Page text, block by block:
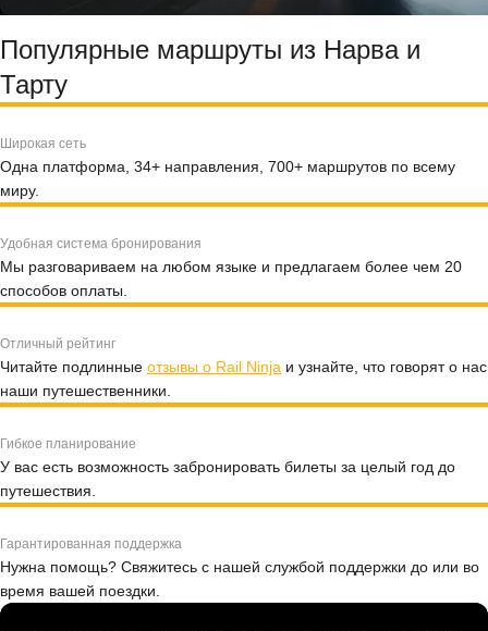
Популярные маршруты из Нарва и
Тарту
Широкая сеть
Одна платформа, 34+ направления, 700+ маршрутов по всему
миру.
Удобная система бронирования
Мы разговариваем на любом языке и предлагаем более чем 20
способов оплаты.
Отличный рейтинг
Читайте подлинные отзывы о Rail Ninja и узнайте, что говорят о нас
наши путешественники.
Гибкое планирование
У вас есть возможность забронировать билеты за целый год до
путешествия.
Гарантированная поддержка
Нужна помощь? Свяжитесь с нашей службой поддержки до или во
время вашей поездки.